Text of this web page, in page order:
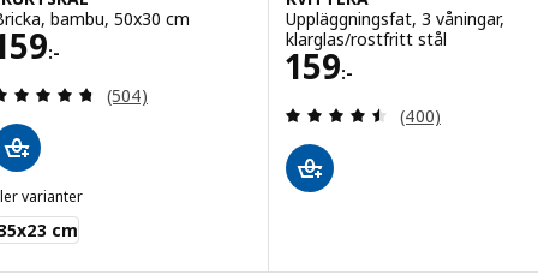
bambu, 50x30 cm
:-
159:-
Recensera: 4.7 utav 5 stjärnor. Totalt antal
(504)
varianter
cm
Uppläggningsfat, 3 våningar,
klarglas/rostfritt stål
159:-
Pris 159:-
Recensera:
(400)